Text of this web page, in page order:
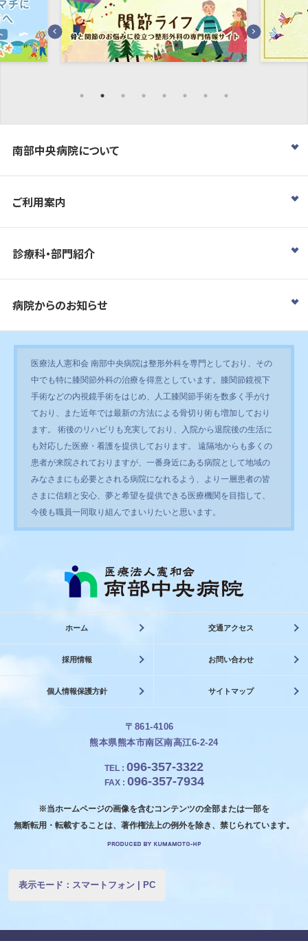
南部中央病院について
ご利用案内
診療科・部門紹介
病院からのお知らせ
医療法人憲和会 南部中央病院は整形外科を専門としており、その
中でも特に膝関節外科の治療を得意としています。膝関節鏡視下
手術などの内視鏡手術をはじめ、人工膝関節手術を数多く手がけ
ており、また近年では最新の方法による骨切り術も増加しており
ます。 術後のリハビリも充実しており、入院から退院後の生活に
も対応した医療・看護を提供しております。 遠隔地からも多くの
患者が来院されておりますが、一番身近にある病院として地域の
みなさまにも必要とされる病院になれるよう、より一層患者の皆
さまに信頼と安心、夢と希望を提供できる医療機関を目指して、
今後も職員一同取り組んでまいりたいと思います。
ホーム 交通アクセス
採用情報 お問い合わせ
個人情報保護方針 サイトマップ
〒861-4106
熊本県熊本市南区南高江6-2-24
TEL : 096-357-3322
FAX : 096-357-7934
※当ホームページの画像を含むコンテンツの全部または一部を
無断転用・転載することは、著作権法上の例外を除き、禁じられています。
表示モード： スマートフォン PC